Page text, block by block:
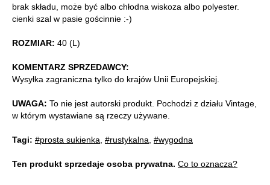
brak składu, może być albo chłodna wiskoza albo polyester.
cienki szal w pasie gościnnie :-)
ROZMIAR: 40 (L)
KOMENTARZ SPRZEDAWCY:
Wysyłka zagraniczna tylko do krajów Unii Europejskiej.
UWAGA: To nie jest autorski produkt. Pochodzi z działu Vintage,
w którym wystawiane są rzeczy używane.
Tagi: #prosta sukienka #rustykalna #wygodna
Ten produkt sprzedaje osoba prywatna. Co to oznacza?